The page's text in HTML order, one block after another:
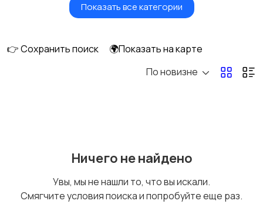
Умные часы и
Стационарные
Запчасти
аккумуляторы
Показать все категории
👉 Сохранить поиск
🌍Показать на карте
По новизне
Ничего не найдено
Увы, мы не нашли то, что вы искали.
Смягчите условия поиска и попробуйте еще раз.